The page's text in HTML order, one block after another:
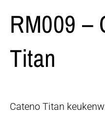
RM009 –
Titan
Cateno Titan